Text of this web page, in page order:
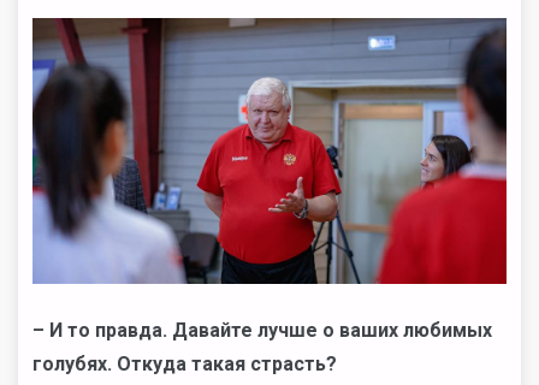
– И то правда. Давайте лучше о ваших любимых
голубях. Откуда такая страсть?